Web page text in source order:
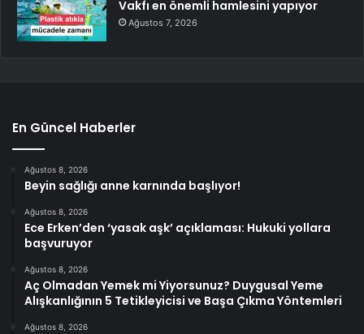
Vakfı en önemli hamlesini yapıyor
Ağustos 7, 2026
En Güncel Haberler
Ağustos 8, 2026
Beyin sağlığı anne karnında başlıyor!
Ağustos 8, 2026
Ece Erken’den ‘yasak aşk’ açıklaması: Hukuki yollara
başvuruyor
Ağustos 8, 2026
Aç Olmadan Yemek mi Yiyorsunuz? Duygusal Yeme
Alışkanlığının 5 Tetikleyicisi ve Başa Çıkma Yöntemleri
Ağustos 8, 2026